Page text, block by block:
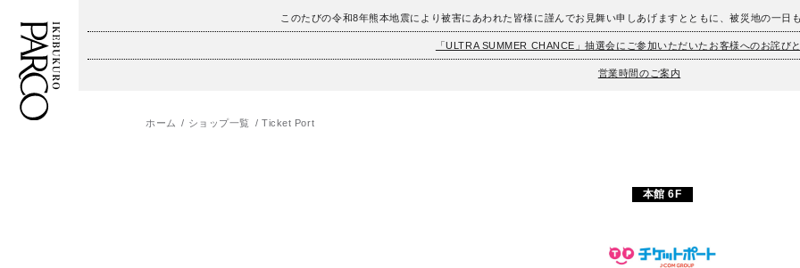
このたびの令和8年熊本地震により被害にあわれた皆様に謹んでお見舞い申しあげますとともに、被災地の一日
「ULTRA SUMMER CHANCE」抽選会にご参加いただいたお客様へのお詫び
営業時間のご案内
フロアガイド
ENGLISH
ホーム ショップ一覧 Ticket Port
本館 6F